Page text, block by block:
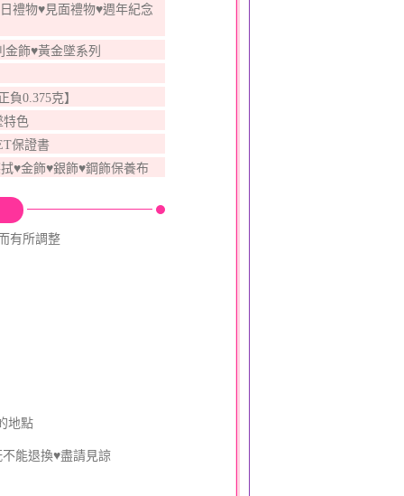
禮物♥見面禮物♥週年紀念
飾♥黃金墜系列
負0.375克】
特色
保證書
♥金飾♥銀飾♥鋼飾保養布
有所調整
地點
能退換♥盡請見諒